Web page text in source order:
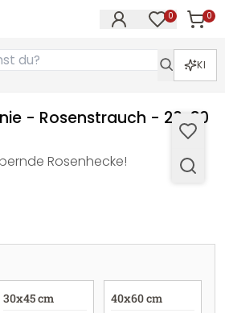
0 0
KI
- Rosenstrauch - 20x30
Rosenhecke!
30x45 cm 40x60 cm